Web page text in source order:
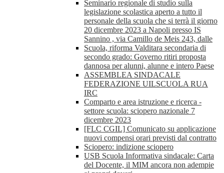
Seminario regionale di studio sulla
legislazione scolastica aperto a tutto il
personale della scuola che si terrà il giorno
20 dicembre 2023 a Napoli presso IS
Sannino , via Camillo de Meis 243, dalle
Scuola, riforma Valditara secondaria di
secondo grado: Governo ritiri proposta
dannosa per alunni, alunne e intero Paese
ASSEMBLEA SINDACALE
FEDERAZIONE UILSCUOLA RUA
IRC
Comparto e area istruzione e ricerca -
settore scuola: sciopero nazionale 7
dicembre 2023
[FLC CGIL] Comunicato su applicazione
nuovi compensi orari previsti dal contratto
Sciopero: indizione sciopero
USB Scuola Informativa sindacale: Carta
del Docente, il MIM ancora non adempie